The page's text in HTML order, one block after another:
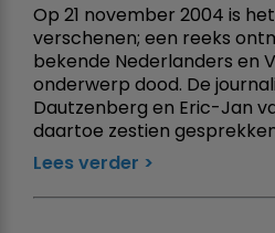
Op 21 november 2004 is
verschenen; een reeks
bekende Nederlanders en
onderwerp dood. De
Dautzenberg en Eric-Jan
daartoe zestien
Lees verder